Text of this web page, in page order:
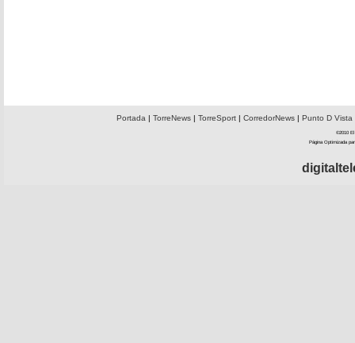
Portada | TorreNews| TorreSport| CorredorNews| Punto D Vista
©2010 El
Página Optimizada